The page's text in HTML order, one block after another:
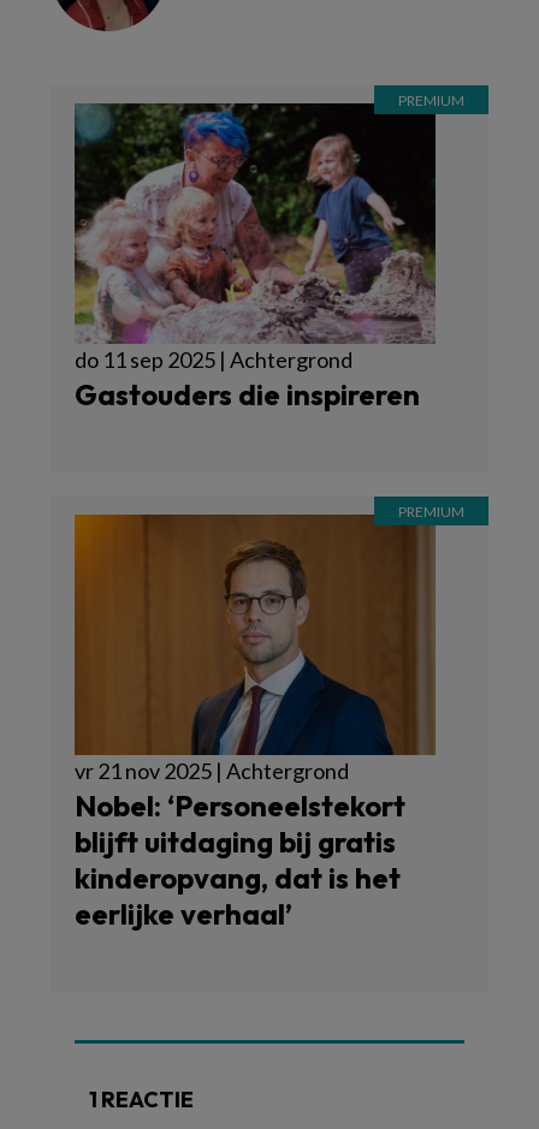
do 11 sep 2025 | Achtergrond
Gastouders die inspireren
vr 21 nov 2025 | Achtergrond
Nobel: ‘Personeelstekort
blijft uitdaging bij gratis
kinderopvang, dat is het
eerlijke verhaal’
1 REACTIE